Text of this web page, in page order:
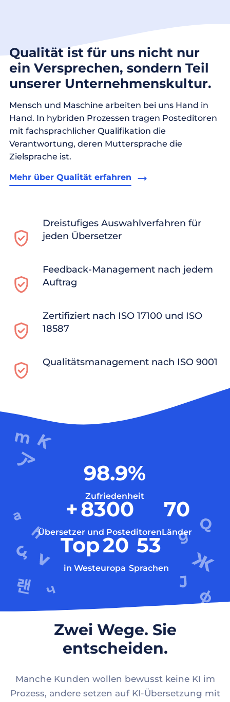
Qualität ist für uns nicht nur
ein Versprechen, sondern Teil
unserer Unternehmenskultur.
Mensch und Maschine arbeiten bei uns Hand in
Hand. In hybriden Prozessen tragen Posteditoren
mit fachsprachlicher Qualifikation die
Verantwortung, deren Muttersprache die
Zielsprache ist.
Mehr über Qualität erfahren
Dreistufiges Auswahlverfahren für
jeden Übersetzer
Feedback-Management nach jedem
Auftrag
Zertifiziert nach ISO 17100 und ISO
18587
Qualitätsmanagement nach ISO 9001
98.9%
Zufriedenheit
+8300
Übersetzer und Posteditoren
70
Länder
Top20
in Westeuropa
53
Sprachen
Zwei Wege. Sie
entscheiden.
Manche Kunden wollen bewusst keine KI im
Prozess, andere setzen auf KI-Übersetzung mit